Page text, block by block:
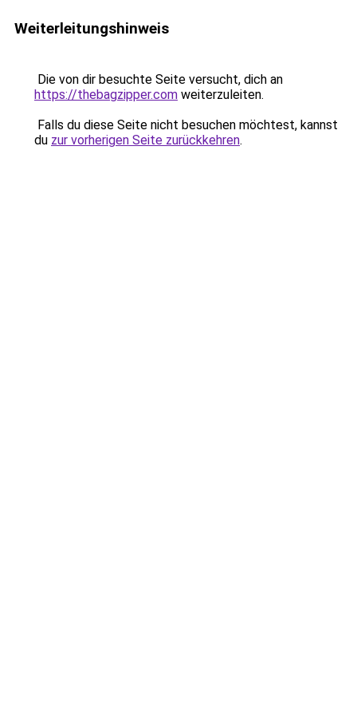
Weiterleitungshinweis
Die von dir besuchte Seite versucht, dich an
https://thebagzipper.com weiterzuleiten.
Falls du diese Seite nicht besuchen möchtest, kannst
du zur vorherigen Seite zurückkehren.